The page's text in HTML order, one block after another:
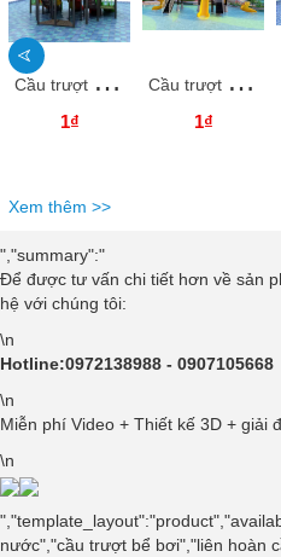
C
ầu trượt liên hoàn bể bơi CTLHNKB45 Dochoikinhbac Giải trí hấp dẫn
1₫
C
ầu trượt liên hoàn bể bơi CTLHNKB44 Dochoikinhbac Giải trí hấp dẫn
1₫
Xem thêm >>
","summary":"
Để được tư vấn chi tiết hơn về sản
hệ với chúng tôi:
\n
Hotline:0972138988 -
\n
Miễn phí Video + Thiết kế 3D + giải
\n
nước","cầu trượt bể bơi","liên hoàn